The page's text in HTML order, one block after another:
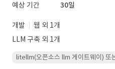
예상 기간
30일
개발
웹 외 1개
LLM 구축 외 1개
litellm(오픈소스 llm 게이트웨이) 또